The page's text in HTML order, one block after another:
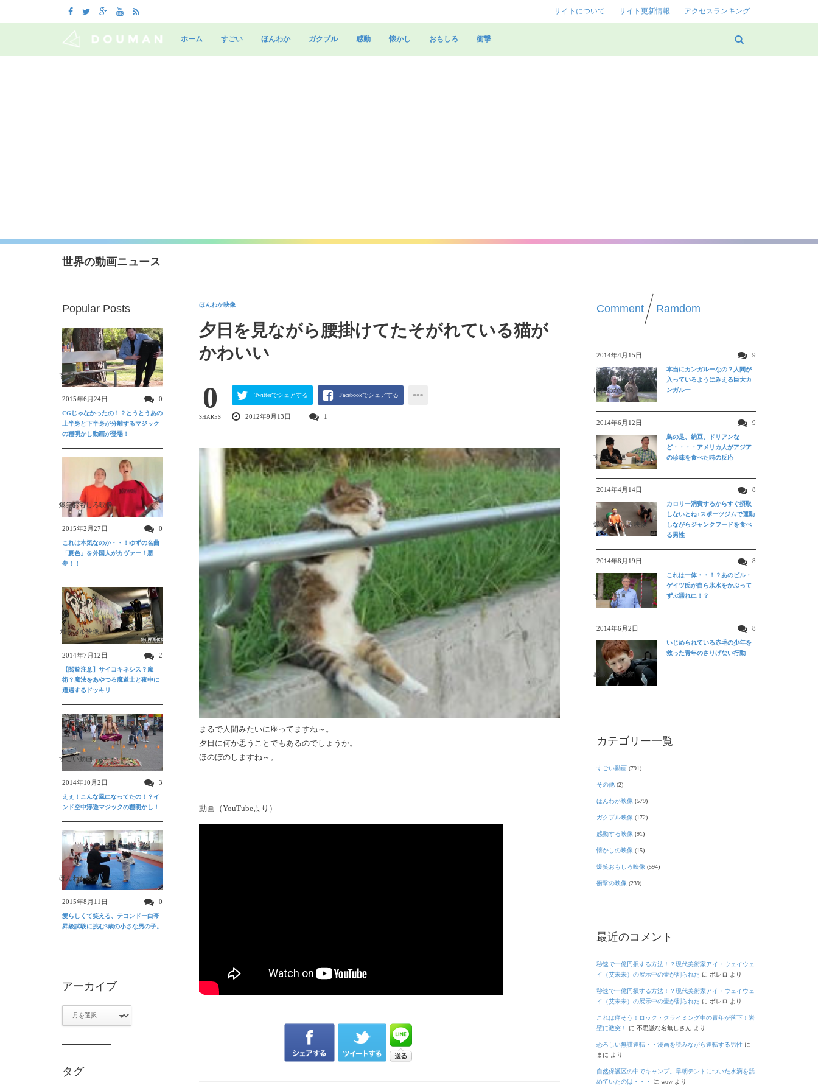
サイトについて サイト更新情報 アクセスランキング
to
ホーム すごい ほんわか ガクブル 感動 懐かし おもしろ 衝撃
世界の動画ニュース
ほんわか映像
夕日を見ながら腰掛けてたそがれている猫が
かわいい
0
SHARES
Twitterでシェアする Facebookでシェアする
2012年9月13日 1
まるで人間みたいに座ってますね～。
夕日に何か思うことでもあるのでしょうか。
ほのぼのしますね～。
動画（YouTubeより）
Comment Ramdom
2014年4月15日 9
ほんわか映像
本当にカンガルーなの？人間が
入っているようにみえる巨大カ
ンガルー
2014年6月12日 9
すごい動画
鳥の足、納豆、ドリアンな
ど・・・・アメリカ人がアジア
の珍味を食べた時の反応
2014年4月14日 8
爆笑おもしろ映像
カロリー消費するからすぐ摂取
しないとね♪スポーツジムで運動
しながらジャンクフードを食べ
る男性
2014年8月19日 8
すごい動画
これは一体・・！？あのビル・
ゲイツ氏が自ら氷水をかぶって
ずぶ濡れに！？
2014年6月2日 8
感動する映像
いじめられている赤毛の少年を
救った青年のさりげない行動
カテゴリー一覧
すごい動画 (791)
その他 (2)
ほんわか映像 (579)
ガクブル映像 (172)
感動する映像 (91)
懐かしの映像 (15)
爆笑おもしろ映像 (594)
衝撃の映像 (239)
最近のコメント
秒速で一億円損する方法！？現代美術家アイ・ウェイウェ
イ（艾未未）の展示中の壷が割られた に ボレロ より
秒速で一億円損する方法！？現代美術家アイ・ウェイウェ
イ（艾未未）の展示中の壷が割られた に ボレロ より
これは痛そう！ロック・クライミング中の青年が落下！岩
壁に激突！
に 不思議な名無しさん より
恐ろしい無謀運転・・漫画を読みながら運転する男性に
まに より
自然保護区の中でキャンプ。早朝テントについた水滴を舐
めていたのは・・・
に wowより
Popular Posts
すごい動画
2015年6月24日 0
CGじゃなかったの！？とうとうあの
上半身と下半身が分離するマジック
の種明かし動画が登場！
爆笑おもしろ映像
2015年2月27日 0
これは本気なのか・・！ゆずの名曲
「夏色」を外国人がカヴァー！悪
夢！！
ガクブル映像
2014年7月12日 2
【閲覧注意】サイコキネシス？魔
術？魔法をあやつる魔道士と夜中に
遭遇するドッキリ
すごい動画
2014年10月2日 3
えぇ！こんな風になってたの！？イ
ンド空中浮遊マジックの種明かし！
ほんわか映像
2015年8月11日 0
愛らしくて笑える、テコンドー白帯
昇級試験に挑む3歳の小さな男の子。
アーカイブ
タグ